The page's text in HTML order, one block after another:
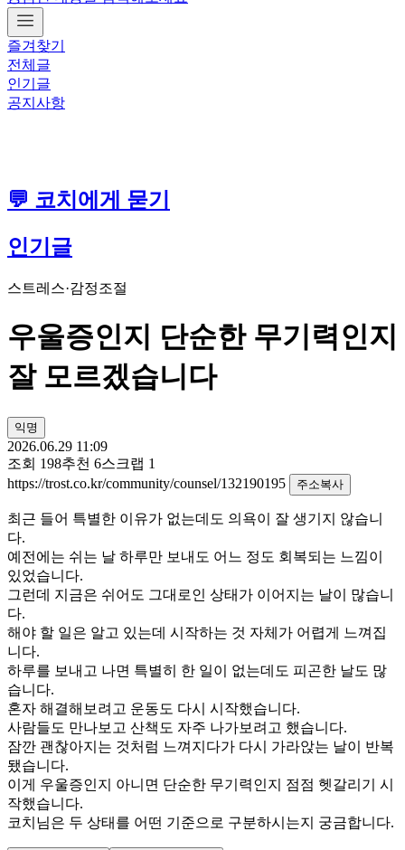
즐겨찾기
전체글
인기글
공지사항
💬 코치에게 묻기
인기글
스트레스·감정조절
우울증인지 단순한 무기력인지
잘 모르겠습니다
익명
2026.06.29 11:09
조회 198추천 6스크랩 1
https://trost.co.kr/community/counsel/132190195
주소복사
최근 들어 특별한 이유가 없는데도 의욕이 잘 생기지 않습니
다.
예전에는 쉬는 날 하루만 보내도 어느 정도 회복되는 느낌이
있었습니다.
그런데 지금은 쉬어도 그대로인 상태가 이어지는 날이 많습니
다.
해야 할 일은 알고 있는데 시작하는 것 자체가 어렵게 느껴집
니다.
하루를 보내고 나면 특별히 한 일이 없는데도 피곤한 날도 많
습니다.
혼자 해결해보려고 운동도 다시 시작했습니다.
사람들도 만나보고 산책도 자주 나가보려고 했습니다.
잠깐 괜찮아지는 것처럼 느껴지다가 다시 가라앉는 날이 반복
됐습니다.
이게 우울증인지 아니면 단순한 무기력인지 점점 헷갈리기 시
작했습니다.
코치님은 두 상태를 어떤 기준으로 구분하시는지 궁금합니다.